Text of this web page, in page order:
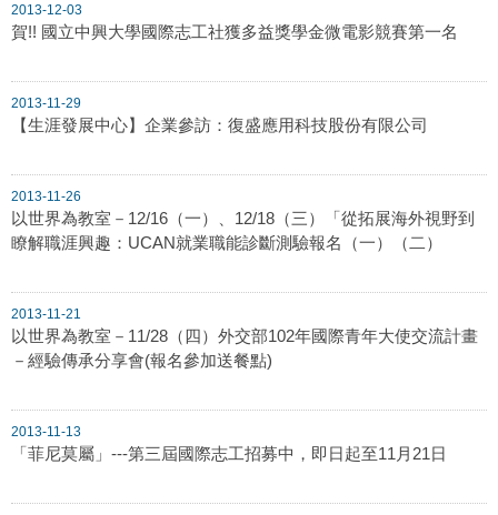
2013-12-03
賀!! 國立中興大學國際志工社獲多益獎學金微電影競賽第一名
2013-11-29
【生涯發展中心】企業參訪：復盛應用科技股份有限公司
2013-11-26
以世界為教室－12/16（一）、12/18（三）「從拓展海外視野到
瞭解職涯興趣：UCAN就業職能診斷測驗報名（一）（二）
2013-11-21
以世界為教室－11/28（四）外交部102年國際青年大使交流計畫
－經驗傳承分享會(報名參加送餐點)
2013-11-13
「菲尼莫屬」---第三屆國際志工招募中，即日起至11月21日